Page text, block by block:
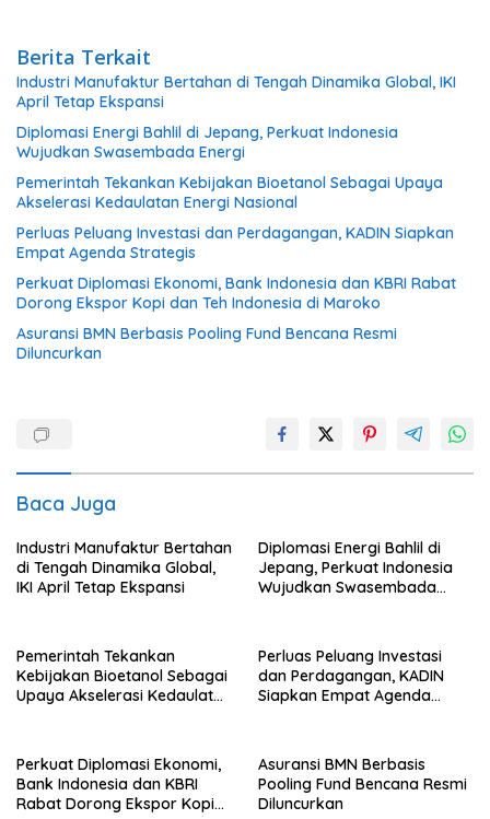
Berita Terkait
Industri Manufaktur Bertahan di Tengah Dinamika Global, IKI
April Tetap Ekspansi
Diplomasi Energi Bahlil di Jepang, Perkuat Indonesia
Wujudkan Swasembada Energi
Pemerintah Tekankan Kebijakan Bioetanol Sebagai Upaya
Akselerasi Kedaulatan Energi Nasional
Perluas Peluang Investasi dan Perdagangan, KADIN Siapkan
Empat Agenda Strategis
Perkuat Diplomasi Ekonomi, Bank Indonesia dan KBRI Rabat
Dorong Ekspor Kopi dan Teh Indonesia di Maroko
Asuransi BMN Berbasis Pooling Fund Bencana Resmi
Diluncurkan
Baca Juga
Industri Manufaktur Bertahan
di Tengah Dinamika Global,
IKI April Tetap Ekspansi
Diplomasi Energi Bahlil di
Jepang, Perkuat Indonesia
Wujudkan Swasembada
Pemerintah Tekankan
Kebijakan Bioetanol Sebagai
Upaya Akselerasi Kedaulatan
Perluas Peluang Investasi
dan Perdagangan, KADIN
Siapkan Empat Agenda
Perkuat Diplomasi Ekonomi,
Bank Indonesia dan KBRI
Rabat Dorong Ekspor Kopi
Asuransi BMN Berbasis
Pooling Fund Bencana Resmi
Diluncurkan